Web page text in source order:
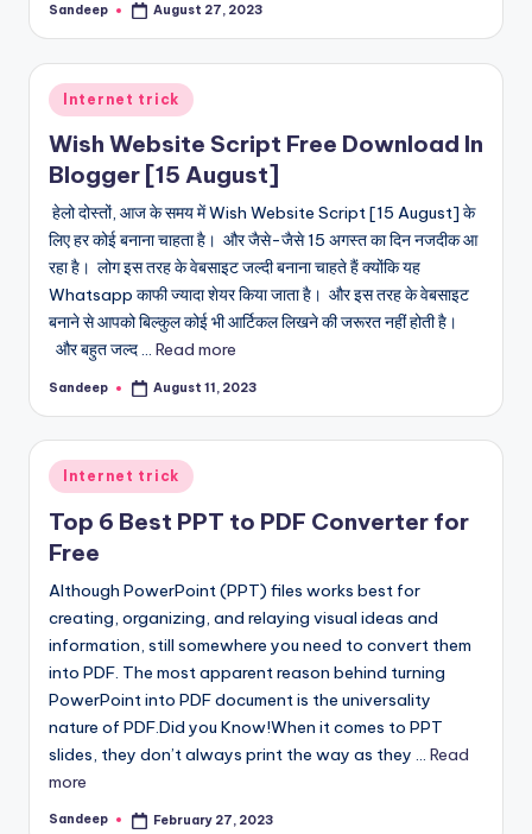
Posted
Sandeep August 27, 2023
Posted
in
Internet trick
Wish Website Script Free Download In
Blogger [15 August]
हेलो दोस्तों, आज के समय में Wish Website Script [15 August] के
लिए हर कोई बनाना चाहता है। और जैसे-जैसे 15 अगस्त का दिन नजदीक आ
रहा है। लोग इस तरह के वेबसाइट जल्दी बनाना चाहते हैं क्योंकि यह
Whatsapp काफी ज्यादा शेयर किया जाता है। और इस तरह के वेबसाइट
बनाने से आपको बिल्कुल कोई भी आर्टिकल लिखने की जरूरत नहीं होती है।
और बहुत जल्द ... Read more
Posted
Sandeep August 11, 2023
Posted
Internet trick
Top 6 Best PPT to PDF Converter for
Free
Although PowerPoint (PPT) files works best for
creating, organizing, and relaying visual ideas and
information, still somewhere you need to convert them
into PDF. The most apparent reason behind turning
PowerPoint into PDF document is the universality
nature of PDF.Did you Know!When it comes to PPT
slides, they don’t always print the way as they ... Read
more
Posted
Sandeep February 27, 2023